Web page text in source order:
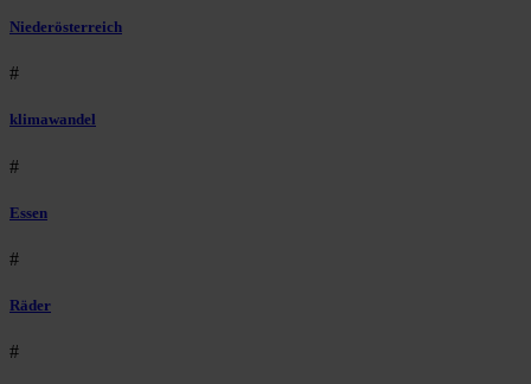
Niederösterreich
#
klimawandel
#
Essen
#
Räder
#